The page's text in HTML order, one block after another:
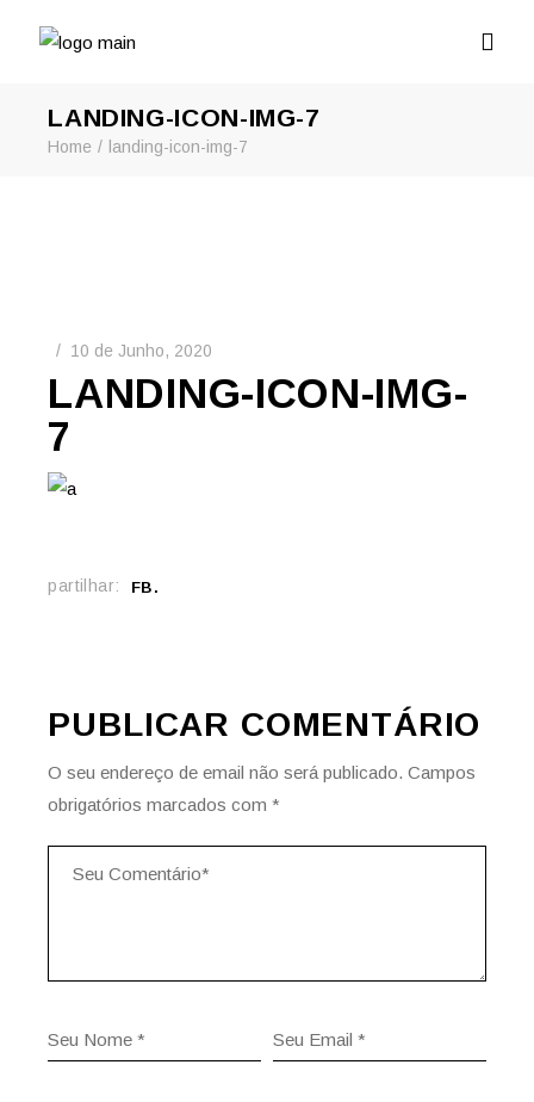
LANDING-ICON-IMG-7
Home landing-icon-img-7
10 de Junho, 2020
LANDING-ICON-IMG-
7
partilhar: FB
PUBLICAR COMENTÁRIO
O seu endereço de email não será publicado. Campos
obrigatórios marcados com*